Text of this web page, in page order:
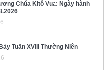
Chúa Kitô Vua: Ngày hành
Tuần XVIII Thường Niên